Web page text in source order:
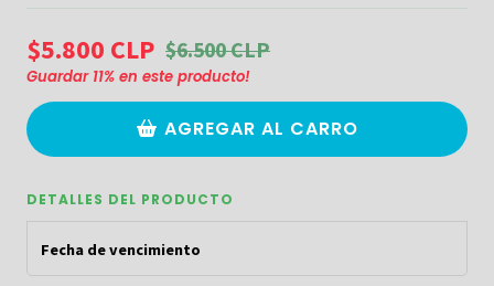
$5.800 CLP $6.500 CLP
Guardar 11% en este producto!
AGREGAR AL CARRO
DETALLES DEL PRODUCTO
Fecha de vencimiento